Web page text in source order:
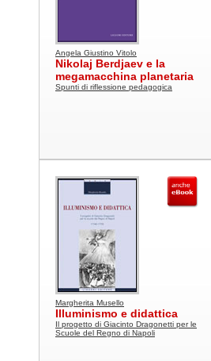
Angela Giustino Vitolo
Nikolaj Berdjaev e la
megamacchina planetaria
Spunti di riflessione pedagogica
Margherita Musello
Illuminismo e didattica
Il progetto di Giacinto Dragonetti per le
Scuole del Regno di Napoli